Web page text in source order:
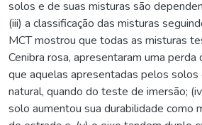
solos e de suas misturas são
(iii) a classificação das misturas
MCT mostrou que todas as misturas
Cenibra rosa, apresentaram uma perda
que aquelas apresentadas pelos
natural, quando do teste de imersão;
solo aumentou sua durabilidade como